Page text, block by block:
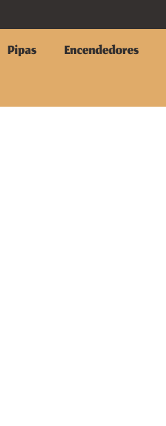
Pipas Encendedores